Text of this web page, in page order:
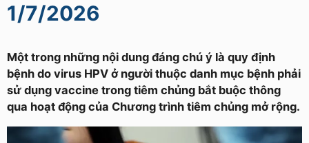
1/7/2026
Một trong những nội dung đáng chú ý là quy định
bệnh do virus HPV ở người thuộc danh mục bệnh phải
sử dụng vaccine trong tiêm chủng bắt buộc thông
qua hoạt động của Chương trình tiêm chủng mở rộng.